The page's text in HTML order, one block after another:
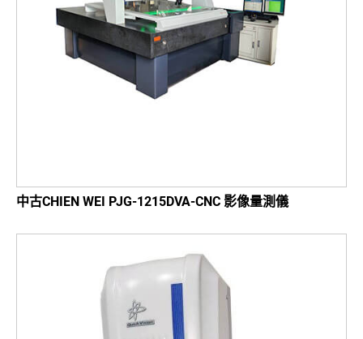
中古CHIEN WEI PJG-1215DVA-CNC 影像量測儀